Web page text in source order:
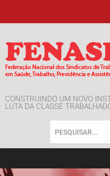
CONSTRUINDO UM NOVO
LUTA DA CLASSE